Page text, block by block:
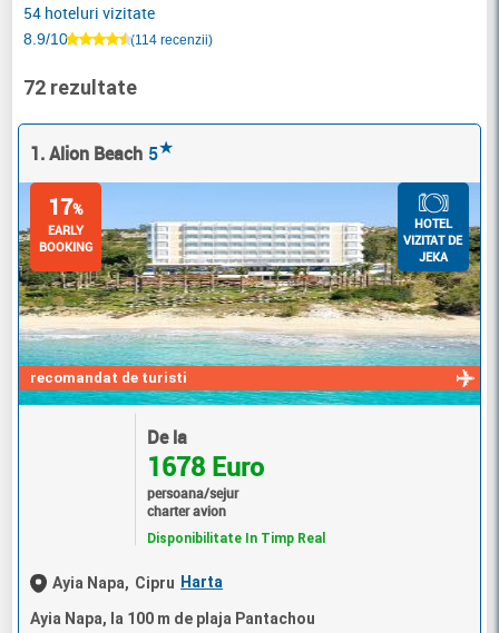
72 rezultate
1. Alion Beach 5★
recomandat de turisti
17%
EARLY
BOOKING
HOTEL
VIZITAT DE
JEKA
De la
1678 Euro
persoana/sejur
charter avion
Disponibilitate In Timp Real
Ayia Napa, Cipru Harta
Ayia Napa, la 100 m de plaja Pantachou
54 hoteluri vizitate
8.9/10 (114 recenzii)